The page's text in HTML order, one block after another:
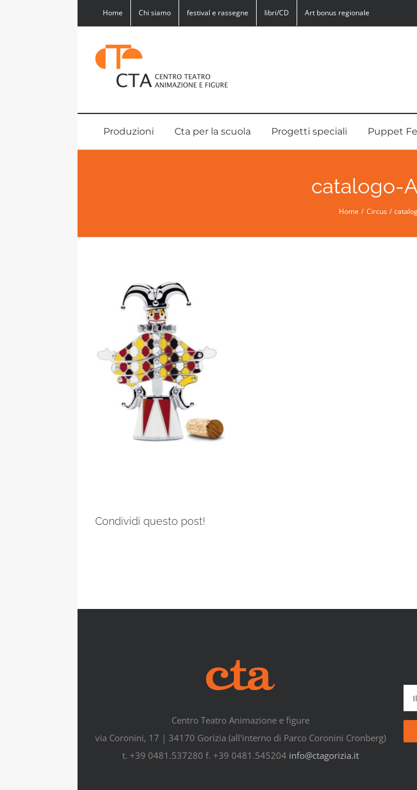
Home Chi siamo festival e rassegne libri/CD Art bonus regionale
Produzioni Cta per la scuola Progetti speciali Puppet
catalogo-
Home Circus
Condividi questo post!
Centro Teatro Animazione e figure
via Coronini, 17 | 34170 Gorizia (all'interno di Parco Coronini Cronberg)
t. +39 0481.537280 f. +39 0481.545204 info@ctagorizia.it